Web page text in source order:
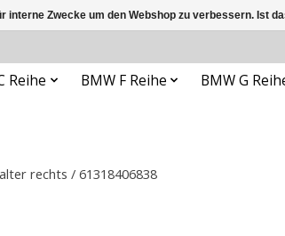
Reihe BMW F Reihe BMW G
rechts / 61318406838
interne Zwecke um den Webshop zu verbessern. Ist